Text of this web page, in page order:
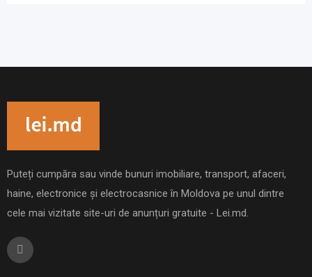
Puteți cumpăra sau vinde bunuri imobiliare, transport, afaceri,
haine, electronice și electrocasnice în Moldova pe unul dintre
cele mai vizitate site-uri de anunțuri gratuite - Lei.md.